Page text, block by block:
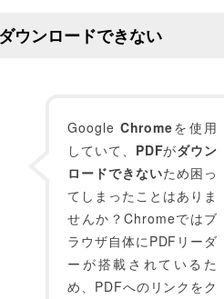
ウンロードできない
Google Chromeを使用
していて、 PDFがダウン
ロードできないため困っ
てしまったことはありま
せんか？Chromeではブ
ラウザ自体にPDFリーダ
ーが搭載されているた
め、PDFへのリンクをク